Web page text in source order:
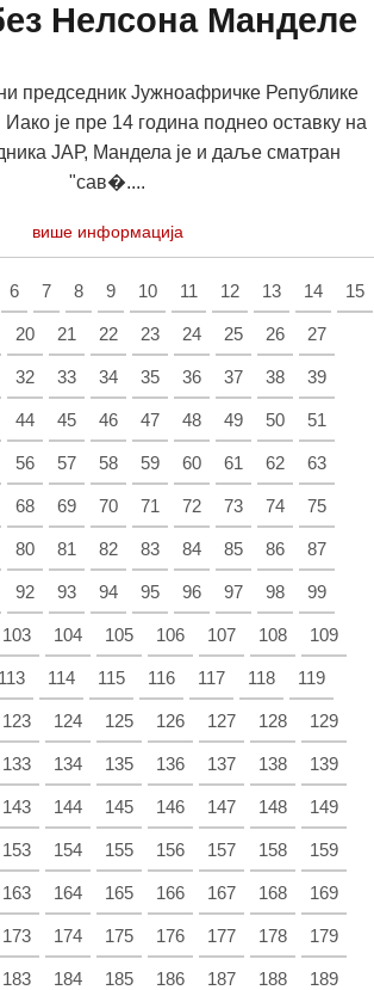
Нелсона Манделе
председник Јужноафричке Републике
је пре 14 година поднео оставку на
ЈАР, Мандела је и даље сматран
"сав�....
више информација
6 7 8 9 10 11 12 13 14 15
20 21 22 23 24 25 26 27
32 33 34 35 36 37 38 39
44 45 46 47 48 49 50 51
56 57 58 59 60 61 62 63
68 69 70 71 72 73 74 75
80 81 82 83 84 85 86 87
92 93 94 95 96 97 98 99
103 104 105 106 107 108 109
113 114 115 116 117 118 119
123 124 125 126 127 128 129
133 134 135 136 137 138 139
143 144 145 146 147 148 149
153 154 155 156 157 158 159
163 164 165 166 167 168 169
173 174 175 176 177 178 179
183 184 185 186 187 188 189